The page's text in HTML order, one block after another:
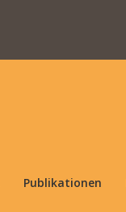
Publikationen